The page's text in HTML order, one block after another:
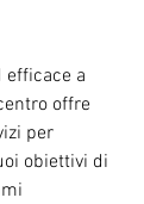
efficace a
offre
per
obiettivi di